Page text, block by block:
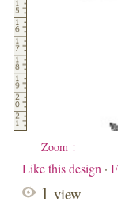
Zoom ↕
Like this design ·
1 view